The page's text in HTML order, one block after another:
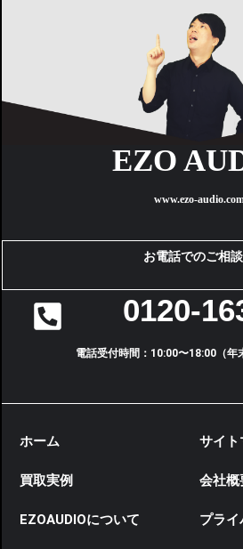
EZO
www.ezo-
お電話でのご相
0120-
電話受付時間：10:00〜18:00（年
ホーム
買取実例
EZOAUDIOについて
サイト
会社概
プラ